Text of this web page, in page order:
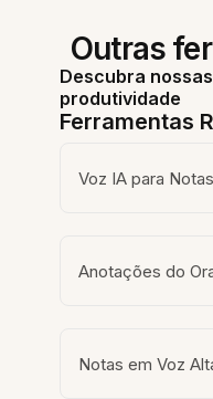
Outras
Descubra
produtividade
Ferramentas
Voz IA para
Anotações do
Notas em Voz